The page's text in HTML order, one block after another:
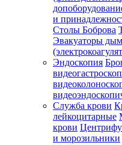
и
Столы Боброва
Эвакуаторы
Эндоскопия
Служба крови
лейкоцитарные
крови
и морозильники